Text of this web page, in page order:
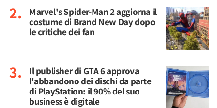
Marvel's Spider-Man 2 aggiorna il
costume di Brand New Day dopo
le critiche dei fan
Il publisher di GTA 6 approva
l'abbandono dei dischi da parte
di PlayStation: il 90% del suo
business è digitale